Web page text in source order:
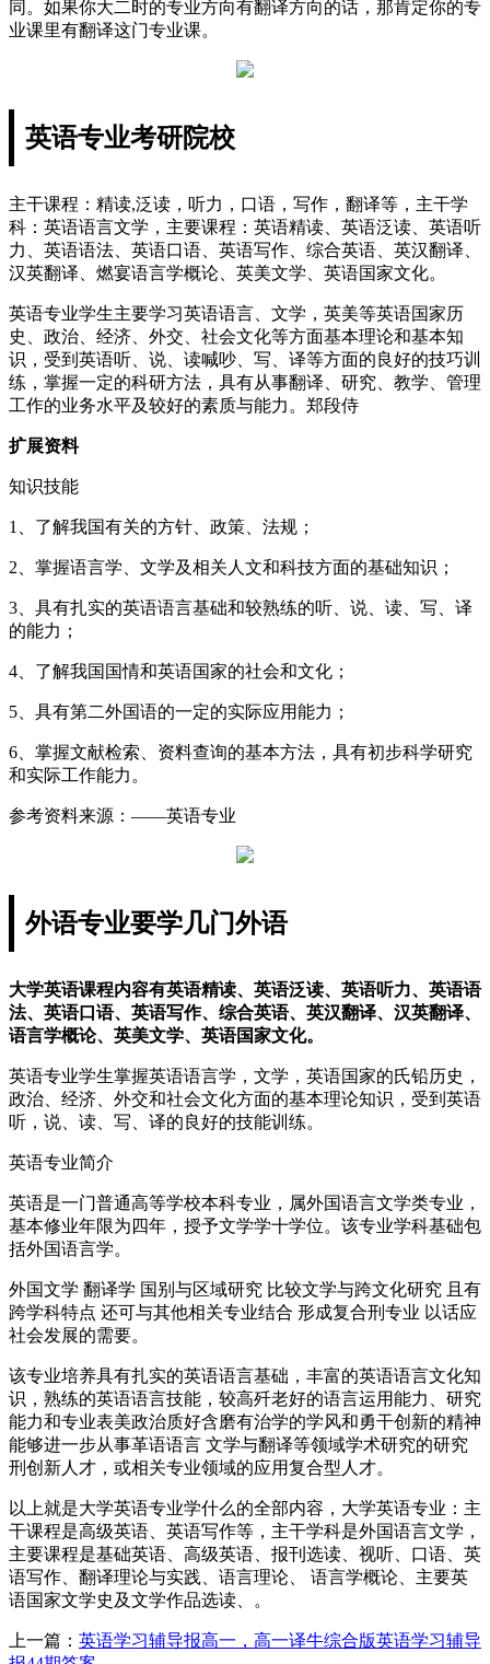
同。如果你大二时的专业方向有翻译方向的话，那肯定你的专
业课里有翻译这门专业课。
英语专业考研院校
主干课程：精读,泛读，听力，口语，写作，翻译等，主干学
科：英语语言文学，主要课程：英语精读、英语泛读、英语听
力、英语语法、英语口语、英语写作、综合英语、英汉翻译、
汉英翻译、燃宴语言学概论、英美文学、英语国家文化。
英语专业学生主要学习英语语言、文学，英美等英语国家历
史、政治、经济、外交、社会文化等方面基本理论和基本知
识，受到英语听、说、读喊吵、写、译等方面的良好的技巧训
练，掌握一定的科研方法，具有从事翻译、研究、教学、管理
工作的业务水平及较好的素质与能力。郑段侍
扩展资料
知识技能
1、了解我国有关的方针、政策、法规；
2、掌握语言学、文学及相关人文和科技方面的基础知识；
3、具有扎实的英语语言基础和较熟练的听、说、读、写、译
的能力；
4、了解我国国情和英语国家的社会和文化；
5、具有第二外国语的一定的实际应用能力；
6、掌握文献检索、资料查询的基本方法，具有初步科学研究
和实际工作能力。
参考资料来源：——英语专业
外语专业要学几门外语
大学英语课程内容有英语精读、英语泛读、英语听力、英语语
法、英语口语、英语写作、综合英语、英汉翻译、汉英翻译、
语言学概论、英美文学、英语国家文化。
英语专业学生掌握英语语言学，文学，英语国家的氏铅历史，
政治、经济、外交和社会文化方面的基本理论知识，受到英语
听，说、读、写、译的良好的技能训练。
英语专业简介
英语是一门普通高等学校本科专业，属外国语言文学类专业，
基本修业年限为四年，授予文学学十学位。该专业学科基础包
括外国语言学。
外国文学 翻译学 国别与区域研究 比较文学与跨文化研究 且有
跨学科特点 还可与其他相关专业结合 形成复合刑专业 以话应
社会发展的需要。
该专业培养具有扎实的英语语言基础，丰富的英语语言文化知
识，熟练的英语语言技能，较高歼老好的语言运用能力、研究
能力和专业表美政治质好含磨有治学的学风和勇干创新的精神
能够进一步从事革语语言 文学与翻译等领域学术研究的研究
刑创新人才，或相关专业领域的应用复合型人才。
以上就是大学英语专业学什么的全部内容，大学英语专业：主
干课程是高级英语、英语写作等，主干学科是外国语言文学，
主要课程是基础英语、高级英语、报刊选读、视听、口语、英
语写作、翻译理论与实践、语言理论、 语言学概论、主要英
语国家文学史及文学作品选读、。
上一篇： 英语学习辅导报高一，高一译牛综合版英语学习辅导